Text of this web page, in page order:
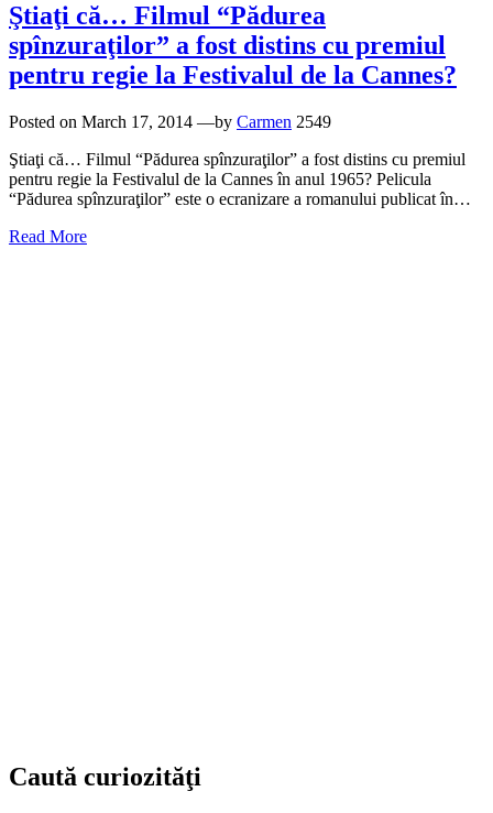
Ştiaţi că… Filmul “Pădurea
spînzuraţilor” a fost distins cu premiul
pentru regie la Festivalul de la Cannes?
Posted on March 17, 2014 —by Carmen 2549
Ştiaţi că… Filmul “Pădurea spînzuraţilor” a fost distins cu premiul
pentru regie la Festivalul de la Cannes în anul 1965? Pelicula
“Pădurea spînzuraţilor” este o ecranizare a romanului publicat în…
Read More
Caută curiozităţi